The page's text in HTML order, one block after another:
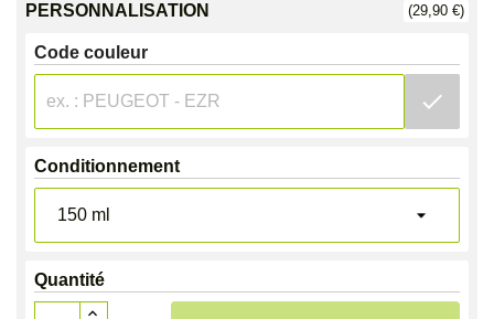
PERSONNALISATION (29,90 €)
Code couleur
check
Conditionnement
Quantité